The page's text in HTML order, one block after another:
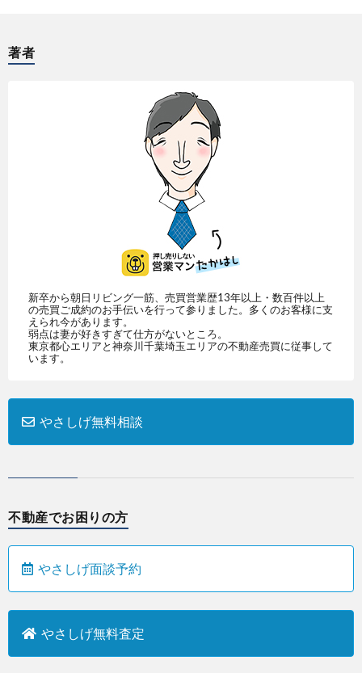
著者
新卒から朝日リビング一筋、売買営業歴13年以上・数百件以上
の売買ご成約のお手伝いを行って参りました。多くのお客様に支
えられ今があります。
弱点は妻が好きすぎて仕方がないところ。
東京都心エリアと神奈川千葉埼玉エリアの不動産売買に従事して
います。
やさしげ無料相談
不動産でお困りの方
やさしげ面談予約
やさしげ無料査定